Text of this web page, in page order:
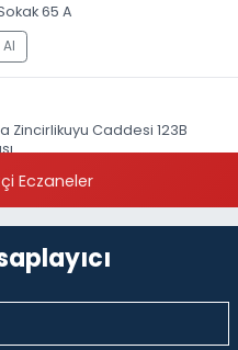
65 A
Zincirlikuyu Caddesi 123B
Eczaneler